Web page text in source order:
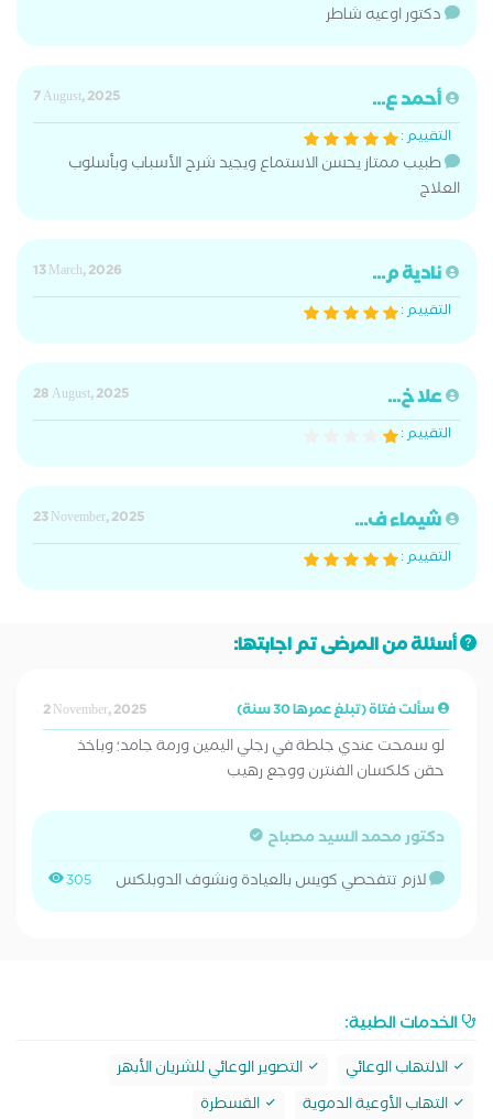
دكتور اوعيه شاطر
أحمد ع...
7 August, 2025
التقييم :
طبيب ممتاز يحسن الاستماع ويجيد شرح الأسباب وبأسلوب
العلاج
نادية م...
13 March, 2026
التقييم :
علا خ...
28 August, 2025
التقييم :
شيماء ف...
23 November, 2025
التقييم :
أسئلة من المرضى تم اجابتها:
سألت فتاة (تبلغ عمرها 30 سنة) 2 November, 2025
لو سمحت عندي جلطة في رجلي اليمين ورمة جامد؛ وباخذ
حقن كلكسان الفنترن ووجع رهيب
دكتور محمد السيد مصباح
305 لازم تتفحصي كويس بالعيادة ونشوف الدوبلكس
الخدمات الطبية:
الالتهاب الوعائي
التصوير الوعائي للشريان الأبهر
التهاب الأوعية الدموية
القسطرة